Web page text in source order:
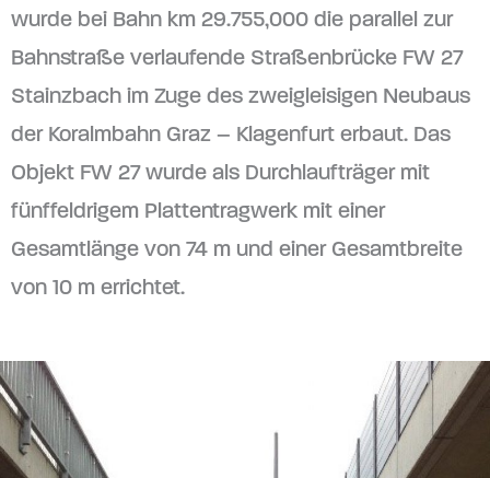
wurde bei Bahn km 29.755,000 die parallel zur
Bahnstraße verlaufende Straßenbrücke FW 27
Stainzbach im Zuge des zweigleisigen Neubaus
der Koralmbahn Graz – Klagenfurt erbaut. Das
Objekt FW 27 wurde als Durchlaufträger mit
fünffeldrigem Plattentragwerk mit einer
Gesamtlänge von 74 m und einer Gesamtbreite
von 10 m errichtet.